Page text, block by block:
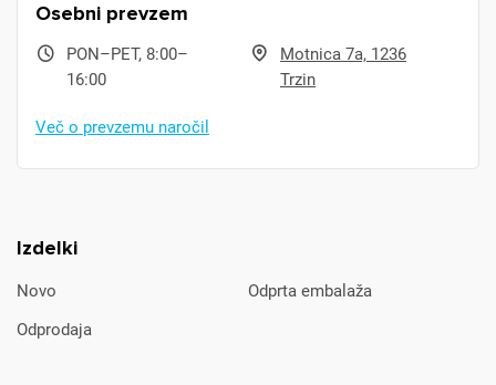
Izdelki
Novo
Odprta embalaža
Odprodaja
Osebni prevzem
PON–PET, 8:00–
16:00
Motnica 7a, 1236
Trzin
Več o prevzemu naročil